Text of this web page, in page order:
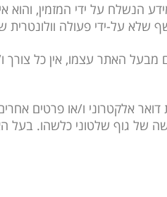
הנשלח על ידי המזמין,
שלא על-ידי פעולה
האתר עצמו, אין כל צורך
דואר אלקטרוני ו/או פרטים
של גוף שלטוני כלשהו.